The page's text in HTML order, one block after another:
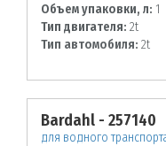
Объем упаковки, л: 1
Тип двигателя: 2t
Тип автомобиля: 2t
Bardahl - 257140
для водного